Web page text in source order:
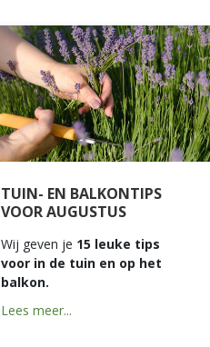
TUIN- EN BALKONTIPS
VOOR AUGUSTUS
Wij geven je 15 leuke tips
voor in de tuin en op het
balkon.
Lees meer...